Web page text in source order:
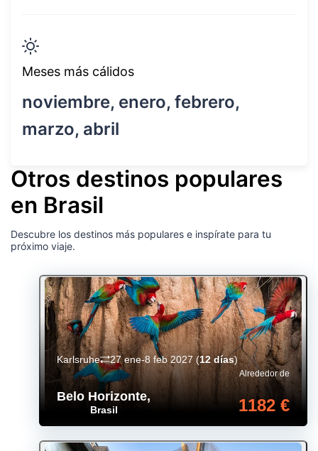
Meses más cálidos
noviembre, enero, febrero,
marzo, abril
Otros destinos populares
en Brasil
Descubre los destinos más populares e inspírate para tu
próximo viaje.
Belo Horizonte,
Brasil
Alrededor de
1182 €
Karlsruhe 27 ene-8 feb 2027(12 días)